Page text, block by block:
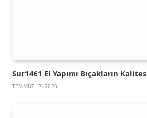
Sur1461 El Yapımı Bıçakların
TEMMUZ 17, 2026